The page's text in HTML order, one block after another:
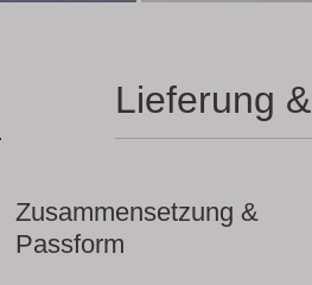
Lieferung
Zusammensetzung &
Passform